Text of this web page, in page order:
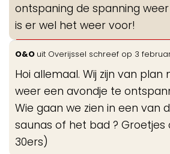
ontspaning de spanning
is er wel het weer voor!
O&O uit Overijssel schreef op 3
Hoi allemaal. Wij zijn van
weer een avondje te
Wie gaan we zien in een van
saunas of het bad ? Groetjes
30ers)